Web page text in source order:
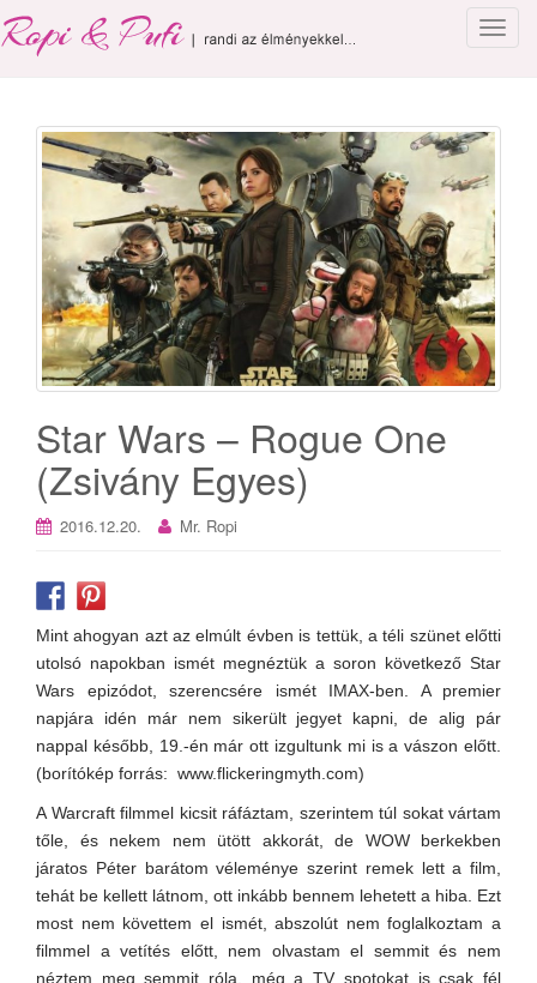
T
l
a
v
i
g
a
t
i
Star Wars – Rogue One
(Zsivány Egyes)
2016.12.20. Mr. Ropi
Mint ahogyan azt az elmúlt évben is tettük, a téli szünet előtti
utolsó napokban ismét megnéztük a soron következő Star
Wars epizódot, szerencsére ismét IMAX-ben. A premier
napjára idén már nem sikerült jegyet kapni, de alig pár
nappal később, 19.-én már ott izgultunk mi is a vászon előtt.
(borítókép forrás: www.flickeringmyth.com)
A Warcraft filmmel kicsit ráfáztam, szerintem túl sokat vártam
tőle, és nekem nem ütött akkorát, de WOW berkekben
járatos Péter barátom véleménye szerint remek lett a film,
tehát be kellett látnom, ott inkább bennem lehetett a hiba. Ezt
most nem követtem el ismét, abszolút nem foglalkoztam a
filmmel a vetítés előtt, nem olvastam el semmit és nem
néztem meg semmit róla, még a TV spotokat is csak fél